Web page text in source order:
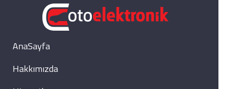
AnaSayfa
Hakkımızda